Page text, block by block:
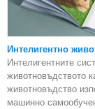
Интелигентно
Интелигентните
животновъдството
животновъдство
машинно